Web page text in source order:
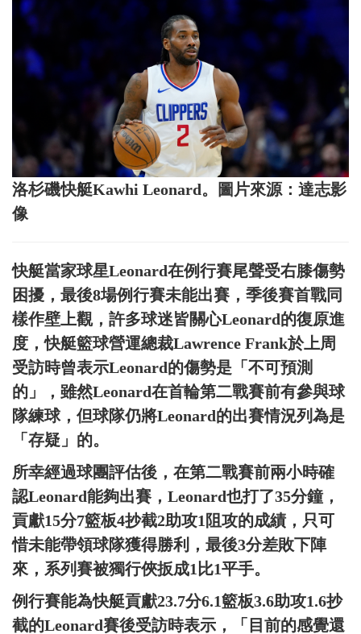
洛杉磯快艇Kawhi Leonard。圖片來源：達志影
像
快艇當家球星Leonard在例行賽尾聲受右膝傷勢
困擾，最後8場例行賽未能出賽，季後賽首戰同
樣作壁上觀，許多球迷皆關心Leonard的復原進
度，快艇籃球營運總裁Lawrence Frank於上周
受訪時曾表示Leonard的傷勢是「不可預測
的」，雖然Leonard在首輪第二戰賽前有參與球
隊練球，但球隊仍將Leonard的出賽情況列為是
「存疑」的。
所幸經過球團評估後，在第二戰賽前兩小時確
認Leonard能夠出賽，Leonard也打了35分鐘，
貢獻15分7籃板4抄截2助攻1阻攻的成績，只可
惜未能帶領球隊獲得勝利，最後3分差敗下陣
來，系列賽被獨行俠扳成1比1平手。
例行賽能為快艇貢獻23.7分6.1籃板3.6助攻1.6抄
截的Leonard賽後受訪時表示，「目前的感覺還